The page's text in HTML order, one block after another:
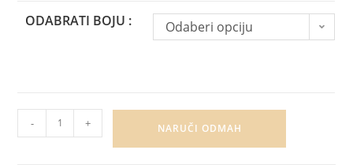
ODABRATI BOJU : Odaberi opciju
- + NARUČI ODMAH